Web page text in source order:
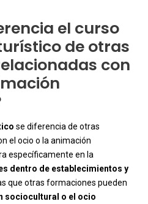
el curso
de otras
con
se diferencia de otras
el ocio o la animación
específicamente en la
dentro de establecimientos y
que otras formaciones pueden
sociocultural o el ocio